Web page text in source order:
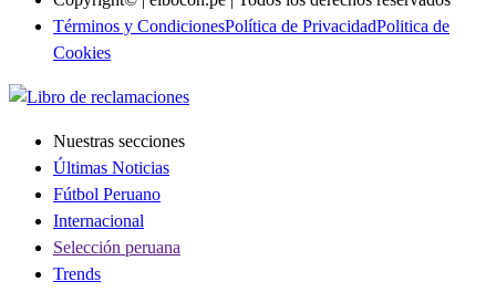
Términos y CondicionesPolítica de PrivacidadPolitica de
Cookies
Nuestras secciones
Últimas Noticias
Fútbol Peruano
Internacional
Selección peruana
Trends